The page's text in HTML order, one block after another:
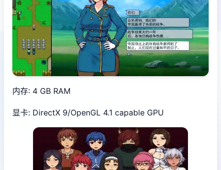
内存: 4 GB RAM
显卡: DirectX 9/OpenGL 4.1 capable GPU